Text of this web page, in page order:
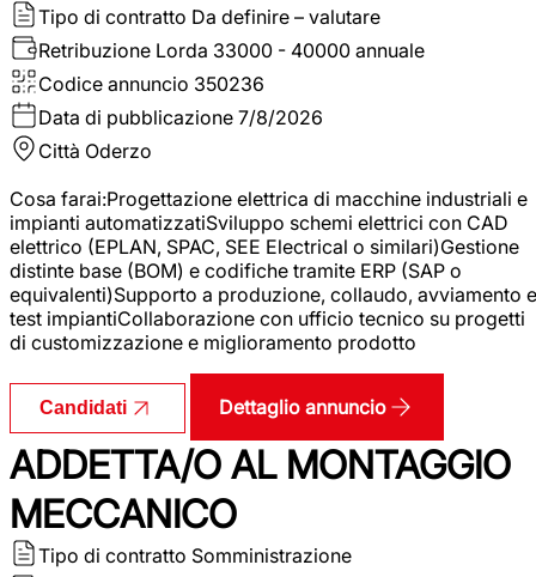
Tipo di contratto Da definire – valutare
Retribuzione Lorda 33000 - 40000 annuale
Codice annuncio 350236
Data di pubblicazione 7/8/2026
Città Oderzo
Cosa farai:Progettazione elettrica di macchine industriali e
impianti automatizzatiSviluppo schemi elettrici con CAD
elettrico (EPLAN, SPAC, SEE Electrical o similari)Gestione
distinte base (BOM) e codifiche tramite ERP (SAP o
equivalenti)Supporto a produzione, collaudo, avviamento e
test impiantiCollaborazione con ufficio tecnico su progetti
di customizzazione e miglioramento prodotto
Candidati Dettaglio annuncio
ADDETTA/O AL MONTAGGIO
MECCANICO
Tipo di contratto Somministrazione